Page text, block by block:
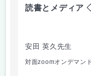
読書とメディア
安田 英久先生
対面zoomオンデマン